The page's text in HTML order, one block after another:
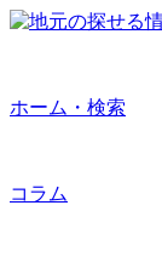
ホーム・検索
コラム